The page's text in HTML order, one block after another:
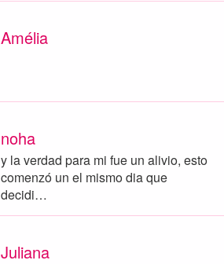
Amélia
noha
y la verdad para mi fue un alivio, esto
comenzó un el mismo dia que
decidi…
Juliana